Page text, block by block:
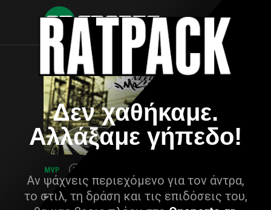
Δεν χαθήκαμε.
Αλλάξαμε γήπεδο!
Αν ψάχνεις περιεχόμενο για τον άντρα,
το στιλ, τη δράση και τις επιδόσεις του,